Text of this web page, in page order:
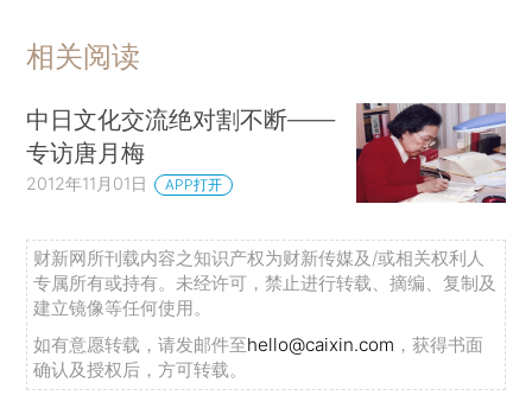
相关阅读
中日文化交流绝对割不断——
专访唐月梅
2012年11月01日 APP打开
财新网所刊载内容之知识产权为财新传媒及/或相关权利人
专属所有或持有。未经许可，禁止进行转载、摘编、复制及
建立镜像等任何使用。
如有意愿转载，请发邮件至hello@caixin.com ，获得书面
确认及授权后，方可转载。